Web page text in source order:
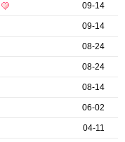
09-14
09-14
08-24
08-24
08-14
06-02
04-11